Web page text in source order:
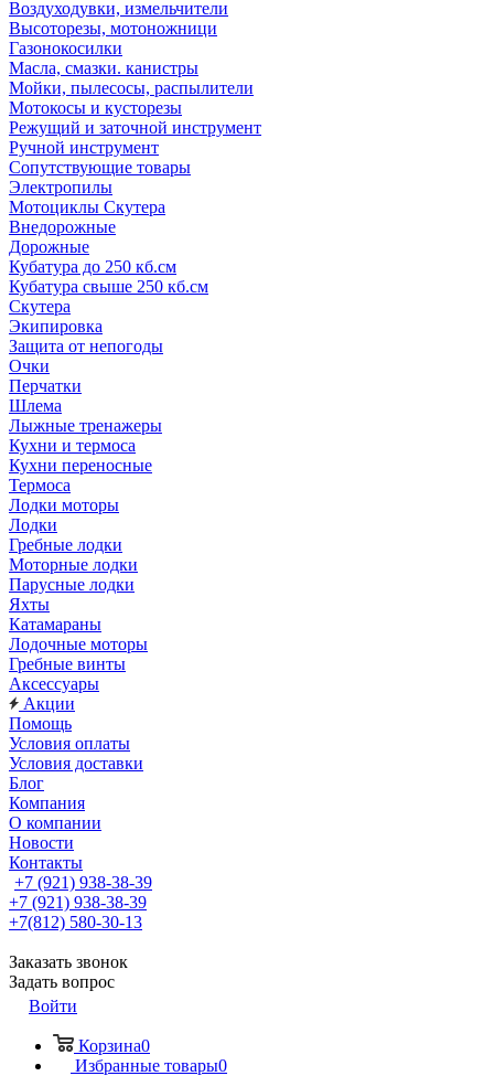
Воздуходувки, измельчители
Высоторезы, мотоножници
Газонокосилки
Масла, смазки. канистры
Мойки, пылесосы, распылители
Мотокосы и кусторезы
Режущий и заточной инструмент
Ручной инструмент
Сопутствующие товары
Электропилы
Мотоциклы Скутера
Внедорожные
Дорожные
Кубатура до 250 кб.см
Кубатура свыше 250 кб.см
Скутера
Экипировка
Защита от непогоды
Очки
Перчатки
Шлема
Лыжные тренажеры
Кухни и термоса
Кухни переносные
Термоса
Лодки моторы
Лодки
Гребные лодки
Моторные лодки
Парусные лодки
Яхты
Катамараны
Лодочные моторы
Гребные винты
Аксессуары
Акции
Помощь
Условия оплаты
Условия доставки
Блог
Компания
О компании
Новости
Контакты
+7 (921) 938-38-39
+7 (921) 938-38-39
+7(812) 580-30-13
Заказать звонок
Задать вопрос
Войти
Корзина0
Избранные товары0